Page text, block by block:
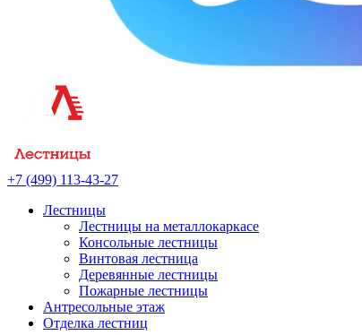
+7 (499) 113-43-27
Лестницы
Лестницы на металлокаркасе
Консольные лестницы
Винтовая лестница
Деревянные лестницы
Пожарные лестницы
Антресольные этаж
Отделка лестниц